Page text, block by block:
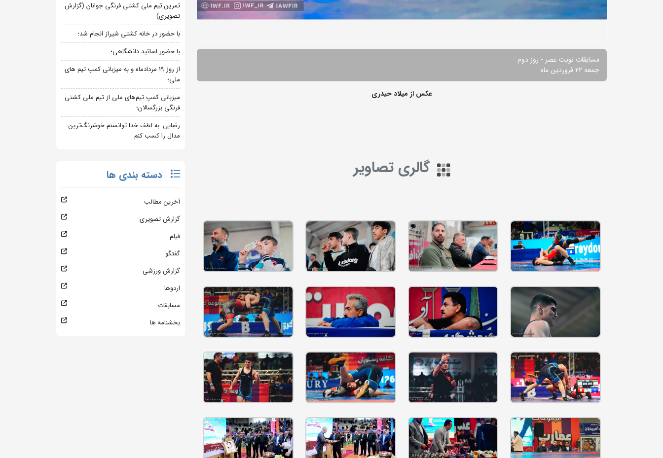
مسابقات نوبت عصر - روز دوم
جمعه 22 فروردین ماه
عکس از میلاد حیدری
گالری تصاویر
تمرین تیم ملی کشتی فرنگی جوانان (گزارش
تصویری)
با حضور در خانه کشتی شیراز انجام شد؛
با حضور اساتید دانشگاهی؛
از روز 19 مردادماه و به میزبانی کمپ تیم های
ملی؛
میزبانی کمپ تیم‌های ملی از تیم ملی کشتی
فرنگی بزرگسالان؛
رضایی: به لطف خدا توانستم خوشرنگ‌ترین
مدال را کسب کنم
دسته بندی ها
آخرین مطالب
گزارش تصویری
فیلم
گفتگو
گزارش ورزشی
اردوها
مسابقات
بخشنامه ها